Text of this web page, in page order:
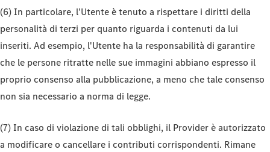
(6) In particolare, l'Utente è tenuto a rispettare i diritti della
personalità di terzi per quanto riguarda i contenuti da lui
inseriti. Ad esempio, l'Utente ha la responsabilità di garantire
che le persone ritratte nelle sue immagini abbiano espresso il
proprio consenso alla pubblicazione, a meno che tale consenso
non sia necessario a norma di legge.
(7) In caso di violazione di tali obblighi, il Provider è autorizzato
a modificare o cancellare i contributi corrispondenti. Rimane